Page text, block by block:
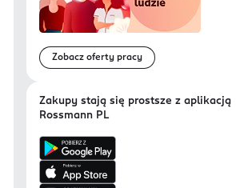
Zobacz oferty pracy
Zakupy stają się prostsze z aplikacją
Rossmann PL